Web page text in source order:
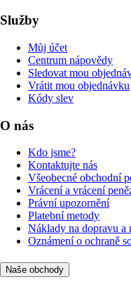
Služby
Můj účet
Centrum nápovědy
Sledovat mou
Vrátit mou objednávku
Kódy slev
O nás
Kdo jsme?
Kontaktujte nás
Všeobecné obchodní
Vrácení a vrácení
Právní upozornění
Platební metody
Náklady na dopravu a
Oznámení o ochraně
Naše obchody